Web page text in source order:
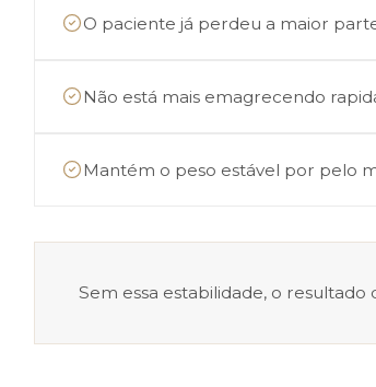
O paciente já perdeu a maior
Não está mais emagrecendo
Mantém o peso estável por pelo
Sem essa estabilidade, o